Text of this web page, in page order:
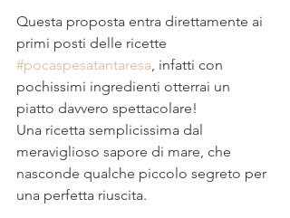
Questa proposta entra direttamente ai
primi posti delle ricette
#pocaspesatantaresa, infatti con
pochissimi ingredienti otterrai un
piatto davvero spettacolare!
Una ricetta semplicissima dal
meraviglioso sapore di mare, che
nasconde qualche piccolo segreto per
una perfetta riuscita.